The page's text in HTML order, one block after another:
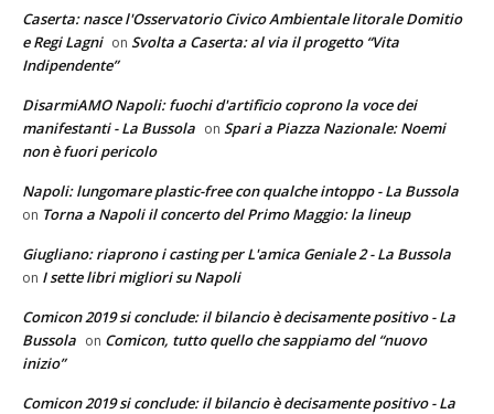
Caserta: nasce l'Osservatorio Civico Ambientale litorale Domitio
e Regi Lagni on Svolta a Caserta: al via il progetto “Vita
Indipendente”
DisarmiAMO Napoli: fuochi d'artificio coprono la voce dei
manifestanti - La Bussola on Spari a Piazza Nazionale: Noemi
non è fuori pericolo
Napoli: lungomare plastic-free con qualche intoppo - La Bussola
on Torna a Napoli il concerto del Primo Maggio: la lineup
Giugliano: riaprono i casting per L'amica Geniale 2 - La Bussola
on I sette libri migliori su Napoli
Comicon 2019 si conclude: il bilancio è decisamente positivo - La
Bussola on Comicon, tutto quello che sappiamo del “nuovo
inizio”
Comicon 2019 si conclude: il bilancio è decisamente positivo - La